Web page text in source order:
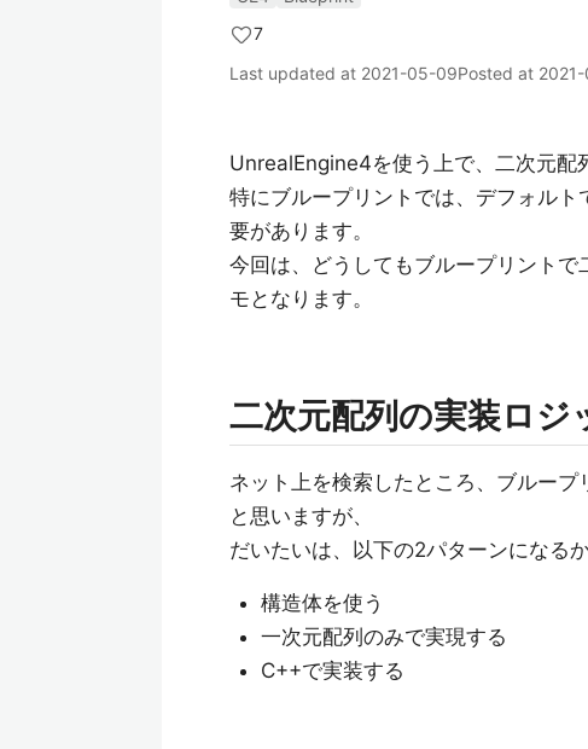
7
Last updated at 2021-05-09Posted at
UnrealEngine4を使う上で、二次元配
特にブループリントでは、デフォル
要があります。
今回は、どうしてもブループリント
モとなります。
二次元配列の実装ロジ
ネット上を検索したところ、ブルー
と思いますが、
だいたいは、以下の2パターンになる
構造体を使う
一次元配列のみで実現する
C++で実装する